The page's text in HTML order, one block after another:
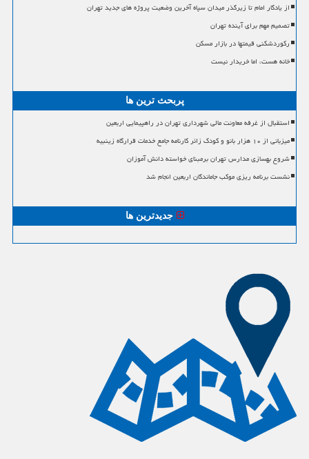
از یادگار امام تا زیرگذر میدان سپاه آخرین وضعیت پروژه های جدید تهران
تصمیم مهم برای آینده تهران
رکوردشکنی قیمتها در بازار مسکن
خانه هست، اما خریدار نیست
پربحث ترین ها
استقبال از غرفه معاونت مالی شهرداری تهران در راهپیمایی اربعین
میزبانی از ۱۰ هزار بانو و کودک زائر کارنامه جامع خدمات قرارگاه زینبیه
شروع بهسازی مدارس تهران برمبنای خواسته دانش آموزان
نشست برنامه ریزی موکب جاماندگان اربعین انجام شد
جدیدترین ها